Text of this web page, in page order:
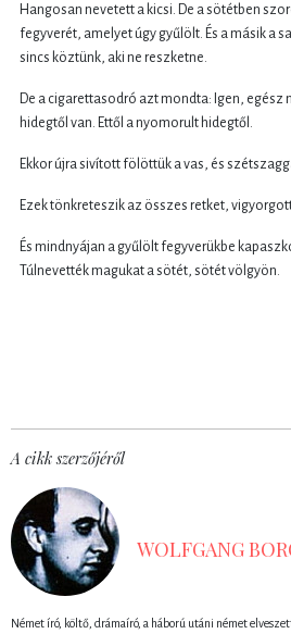
Hangosan nevetett a kicsi. De a sötétben
fegyverét, amelyet úgy gyűlölt. És a másik a
sincs köztünk, aki ne reszketne.
De a cigarettasodró azt mondta: Igen, egész
hidegtől van. Ettől a nyomorult hidegtől.
Ekkor újra sivított fölöttük a vas, és
Ezek tönkreteszik az összes retket,
És mindnyájan a gyűlölt fegyverükbe
Túlnevették magukat a sötét, sötét völgyön.
A cikk szerzőjéről
WOLFGANG
Német író, költő, drámaíró, a háború utáni német